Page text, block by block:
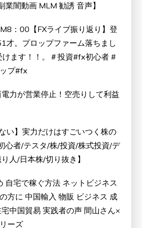
業闇動画 MLM 勧誘 音声】
：00【FXライブ振り返り】登
才。プロップファーム落ちまし
ます！！。＃投資#fx初心者 #
プ#fx
電力が営業停止！空売りして利益
い】実力だけはすごいつく株の
心者/テスタ/株/投資/株式投資/デ
人/日本株/切り抜き】
自宅で稼ぐ方法 ネットビジネス
方に 中国輸入 物販 ビジネス 成
中国貿易 実践者の声 間山さん×
ーズ